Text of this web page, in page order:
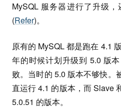
MySQL 服务器进行了升级
(Refer)。
原有的 MySQL 都是跑在 4.1
年的时候计划升级到 5.0 版
败。当时的 5.0 版本不够快。
直运行 4.1 的版本，而 Slave
5.0.51 的版本。